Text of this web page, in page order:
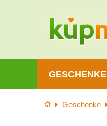
GESCHENKE
StartseiteGeschenke